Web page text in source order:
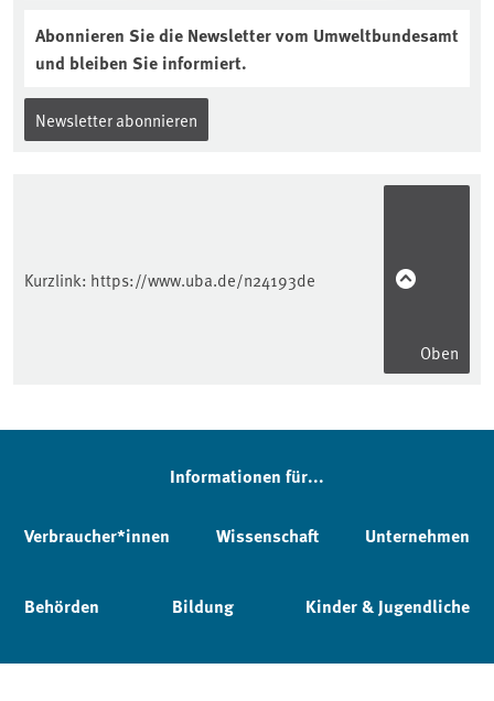
Abonnieren Sie die Newsletter vom Umweltbundesamt
und bleiben Sie informiert.
Newsletter abonnieren
Kurzlink: https://www.uba.de/n24193de
Oben
Informationen für...
Verbraucher*innen Wissenschaft Unternehmen
Behörden Bildung Kinder & Jugendliche